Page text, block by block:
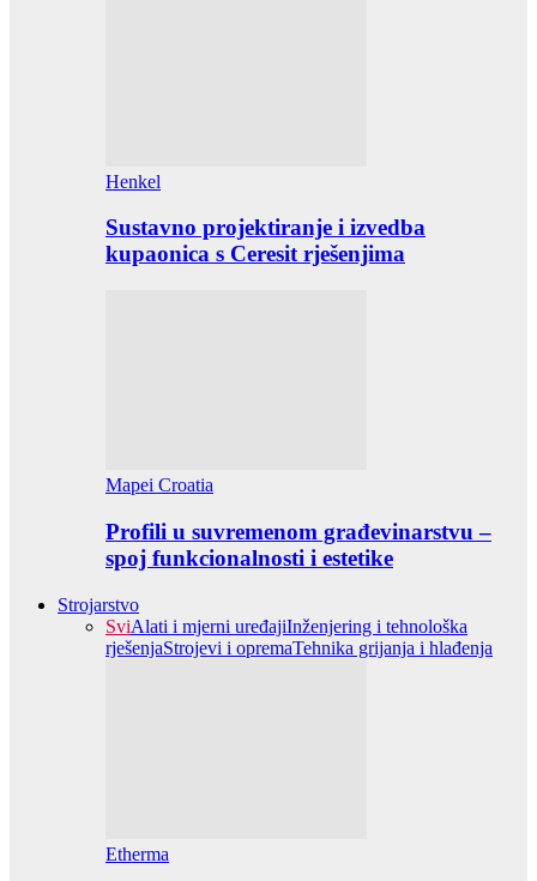
Henkel
Sustavno projektiranje i izvedba
kupaonica s Ceresit rješenjima
Mapei Croatia
Profili u suvremenom građevinarstvu –
spoj funkcionalnosti i estetike
Strojarstvo
SviAlati i mjerni uređajiInženjering i tehnološka
rješenjaStrojevi i opremaTehnika grijanja i hlađenja
Etherma